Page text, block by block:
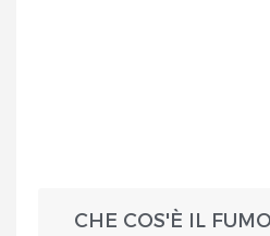
CHE COS'È IL